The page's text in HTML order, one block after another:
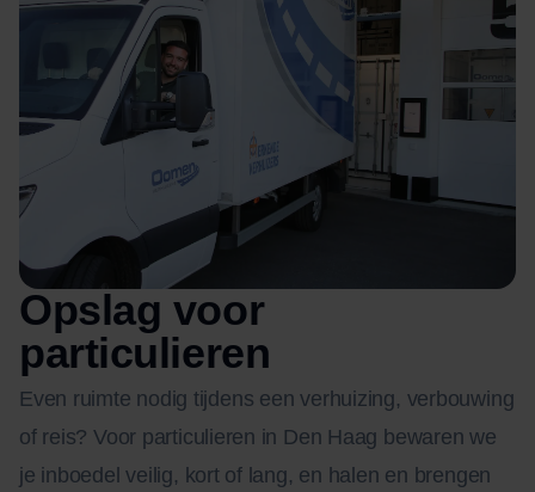
Opslag voor
particulieren
Even ruimte nodig tijdens een verhuizing, verbouwing
of reis? Voor particulieren in Den Haag bewaren we
je inboedel veilig, kort of lang, en halen en brengen